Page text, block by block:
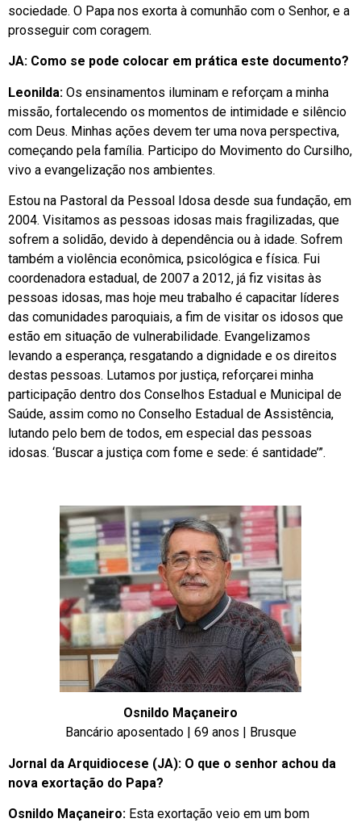
sociedade. O Papa nos exorta à comunhão com o Senhor, e a
prosseguir com coragem.
JA: Como se pode colocar em prática este documento?
Leonilda: Os ensinamentos iluminam e reforçam a minha
missão, fortalecendo os momentos de intimidade e silêncio
com Deus. Minhas ações devem ter uma nova perspectiva,
começando pela família. Participo do Movimento do Cursilho,
vivo a evangelização nos ambientes.
Estou na Pastoral da Pessoal Idosa desde sua fundação, em
2004. Visitamos as pessoas idosas mais fragilizadas, que
sofrem a solidão, devido à dependência ou à idade. Sofrem
também a violência econômica, psicológica e física. Fui
coordenadora estadual, de 2007 a 2012, já fiz visitas às
pessoas idosas, mas hoje meu trabalho é capacitar líderes
das comunidades paroquiais, a fim de visitar os idosos que
estão em situação de vulnerabilidade. Evangelizamos
levando a esperança, resgatando a dignidade e os direitos
destas pessoas. Lutamos por justiça, reforçarei minha
participação dentro dos Conselhos Estadual e Municipal de
Saúde, assim como no Conselho Estadual de Assistência,
lutando pelo bem de todos, em especial das pessoas
idosas. ‘Buscar a justiça com fome e sede: é santidade’”.
Osnildo Maçaneiro
Bancário aposentado | 69 anos | Brusque
Jornal da Arquidiocese (JA): O que o senhor achou da
nova exortação do Papa?
Osnildo Maçaneiro: Esta exortação veio em um bom